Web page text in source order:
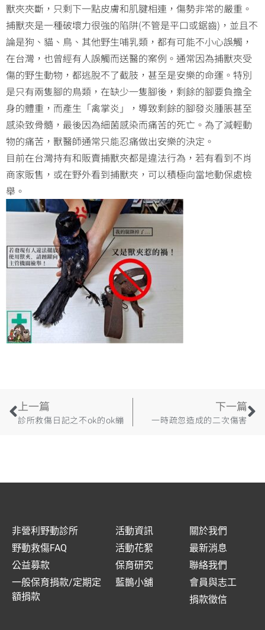
獸夾夾斷，只剩下一點皮膚和肌腱相連，傷勢非常的嚴重。
捕獸夾是一種破壞力很強的陷阱(不管是平口或鋸齒)，並且不
論是狗、貓、鳥、其他野生哺乳類，都有可能不小心誤觸，
在台灣，也曾經有人誤觸而送醫的案例。通常因為捕獸夾受
傷的野生動物，都逃脫不了截肢，甚至是安樂的命運。特別
是只有兩隻腳的鳥類，在缺少一隻腳後，剩餘的腳要負擔全
身的體重，而產生「禽掌炎」，導致剩餘的腳發炎腫脹甚至
感染致骨髓，最後因為細菌感染而痛苦的死亡。為了減輕動
物的痛苦，獸醫師通常只能忍痛做出安樂的決定。
目前在台灣持有和販賣捕獸夾都是違法行為，若有看到不肖
商家販售，或在野外看到捕獸夾，可以積極向當地動保處檢
舉。
上一篇
診所救傷日記之不ok的ok繃
下一篇
一時疏忽造成的二次傷害
關於我們
最新消息
聯絡我們
會員與志工
捐款徵信
活動資訊
活動花絮
保育研究
藍鵲小舖
非營利野動診所
野動救傷FAQ
公益募款
一般保育捐款/定期定
額捐款